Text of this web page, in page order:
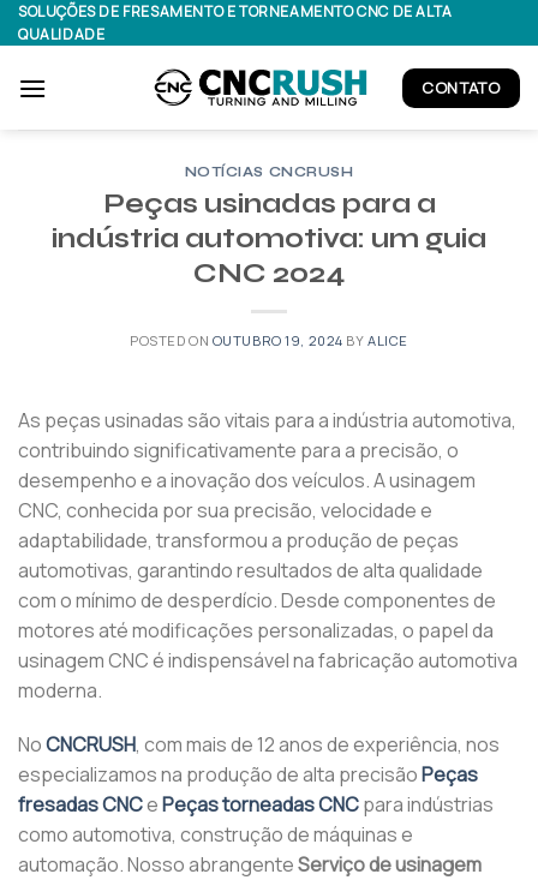
Skip
to
SOLUÇÕES DE FRESAMENTO E TORNEAMENTO CNC DE ALTA
QUALIDADE
CONTATO
NOTÍCIAS CNCRUSH
Peças usinadas para a
indústria automotiva: um guia
CNC 2024
POSTED ON OUTUBRO 19, 2024 BY ALICE
As peças usinadas são vitais para a indústria automotiva,
contribuindo significativamente para a precisão, o
desempenho e a inovação dos veículos. A usinagem
CNC, conhecida por sua precisão, velocidade e
adaptabilidade, transformou a produção de peças
automotivas, garantindo resultados de alta qualidade
com o mínimo de desperdício. Desde componentes de
motores até modificações personalizadas, o papel da
usinagem CNC é indispensável na fabricação automotiva
moderna.
NoCNCRUSH, com mais de 12 anos de experiência, nos
especializamos na produção de alta precisãoPeças
fresadas CNCePeças torneadas CNCpara indústrias
como automotiva, construção de máquinas e
automação. Nosso abrangenteServiço de usinagem